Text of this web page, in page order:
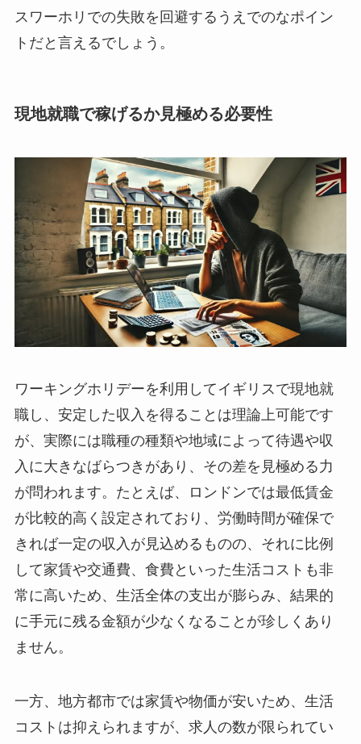
スワーホリでの失敗を回避するうえでのなポイン
トだと言えるでしょう。
現地就職で稼げるか見極める必要性
ワーキングホリデーを利用してイギリスで現地就
職し、安定した収入を得ることは理論上可能です
が、実際には職種の種類や地域によって待遇や収
入に大きなばらつきがあり、その差を見極める力
が問われます。たとえば、ロンドンでは最低賃金
が比較的高く設定されており、労働時間が確保で
きれば一定の収入が見込めるものの、それに比例
して家賃や交通費、食費といった生活コストも非
常に高いため、生活全体の支出が膨らみ、結果的
に手元に残る金額が少なくなることが珍しくあり
ません。
一方、地方都市では家賃や物価が安いため、生活
コストは抑えられますが、求人の数が限られてい